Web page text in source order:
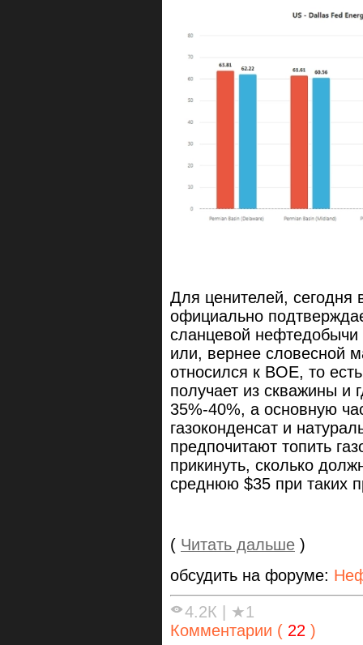
Для ценителей, сегодня
официально
сланцевой
или, вернее словесной
относился к BOE, то
получает из скважины и
35%-40%, а основную
газоконденсат и
предпочитают топить
прикинуть, сколько
среднюю $35 при таких
( Читать дальше )
обсудить на форуме:
4.2К
★1
Комментарии ( 22 )